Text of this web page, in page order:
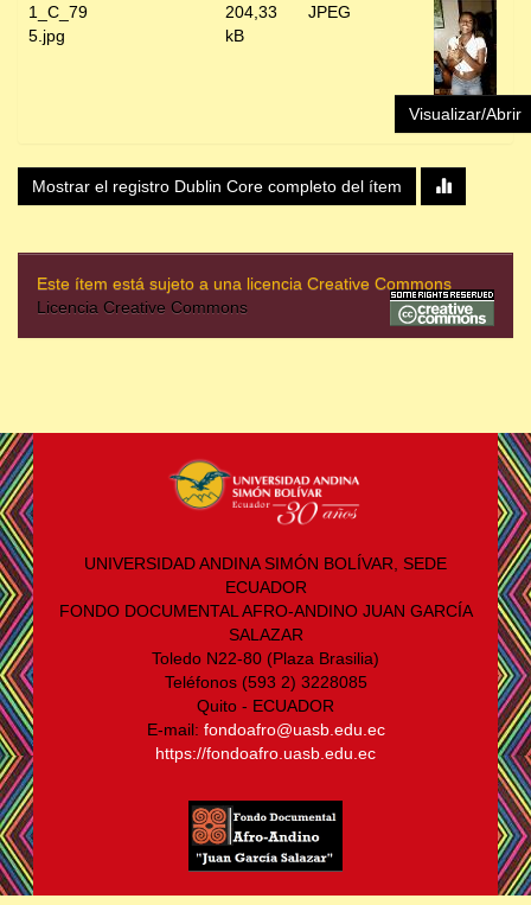
1_C_79
5.jpg
204,33
kB
JPEG
Visualizar/Abrir
Mostrar el registro Dublin Core completo del ítem
Este ítem está sujeto a una licencia Creative Commons
Licencia Creative Commons
UNIVERSIDAD ANDINA SIMÓN BOLÍVAR, SEDE
ECUADOR
FONDO DOCUMENTAL AFRO-ANDINO JUAN GARCÍA
SALAZAR
Toledo N22-80 (Plaza Brasilia)
Teléfonos (593 2) 3228085
Quito - ECUADOR
E-mail: fondoafro@uasb.edu.ec
https://fondoafro.uasb.edu.ec